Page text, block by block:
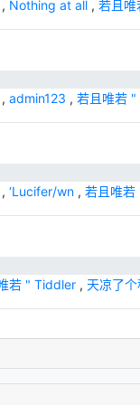
, Nothing at all , 若且
, admin123 , 若且唯若
, ‘Lucifer/wn , 若且唯
若 " Tiddler , 天凉了个